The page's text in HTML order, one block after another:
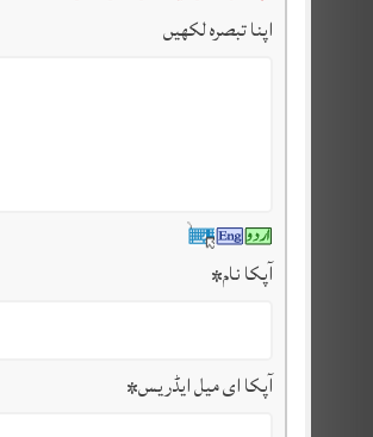
اپنا تبصرہ لکھیں
آپکا نام*
آپکا ای میل ایڈریس*